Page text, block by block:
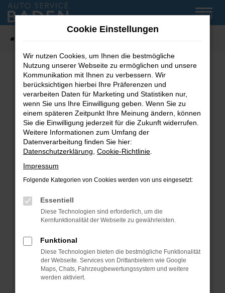
Zum
Hauptinhalt
MENÜ
Fehler: Network Error
Beim Laden ist ein Fehler aufgetreten.
Hier sind ein paar Tipps, die dir helfen können:
Überprüfe deine Firewall und deine
Internetverbindung.
Laden andere Webseiten, zum Beispiel deine
Suchmaschine?
Prüfe deine Browsererweiterungen.
können das Laden bestimmter Seiten
verhindern. Funktioniert die Seite in einem
Fenster?
Starte dein Gerät neu.
Das kann manchmal helfen, vorübergehende
Probleme zu beheben.
Cookie Einstellungen
Wir nutzen Cookies, um Ihnen die bestmögliche
Nutzung unserer Webseite zu ermöglichen und unsere
Kommunikation mit Ihnen zu verbessern. Wir
berücksichtigen hierbei Ihre Präferenzen und
verarbeiten Daten für Marketing und Statistiken nur,
wenn Sie uns Ihre Einwilligung geben. Wenn Sie zu
einem späteren Zeitpunkt Ihre Meinung ändern, können
Sie die Einwilligung jederzeit für die Zukunft widerrufen.
Weitere Informationen zum Umfang der
Datenverarbeitung finden Sie hier:
Datenschutzerklärung Cookie-Richtlinie
Impressum
Folgende Kategorien von Cookies werden von uns eingesetzt:
Essentiell
Diese Technologien sind erforderlich, um die
Kernfunktionalität der Webseite zu gewährleisten.
Funktional
Diese Technologien bieten die bestmögliche Funktionalität
der Webseite. Services von Drittanbietern wie Google
Maps, Chats, Fahrzeugbewertungssystem und weitere
werden aktiviert.